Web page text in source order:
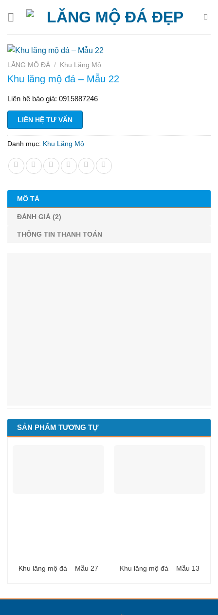
LĂNG MỘ ĐÁ / Khu Lăng Mộ
Khu lăng mộ đá – Mẫu 22
Liên hệ báo giá: 0915887246
LIÊN HỆ TƯ VẤN
Danh mục: Khu Lăng Mộ
MÔ TẢ
ĐÁNH GIÁ (2)
THÔNG TIN THANH TOÁN
SẢN PHẨM TƯƠNG TỰ
Khu lăng mộ đá – Mẫu 27 Khu lăng mộ đá – Mẫu 13